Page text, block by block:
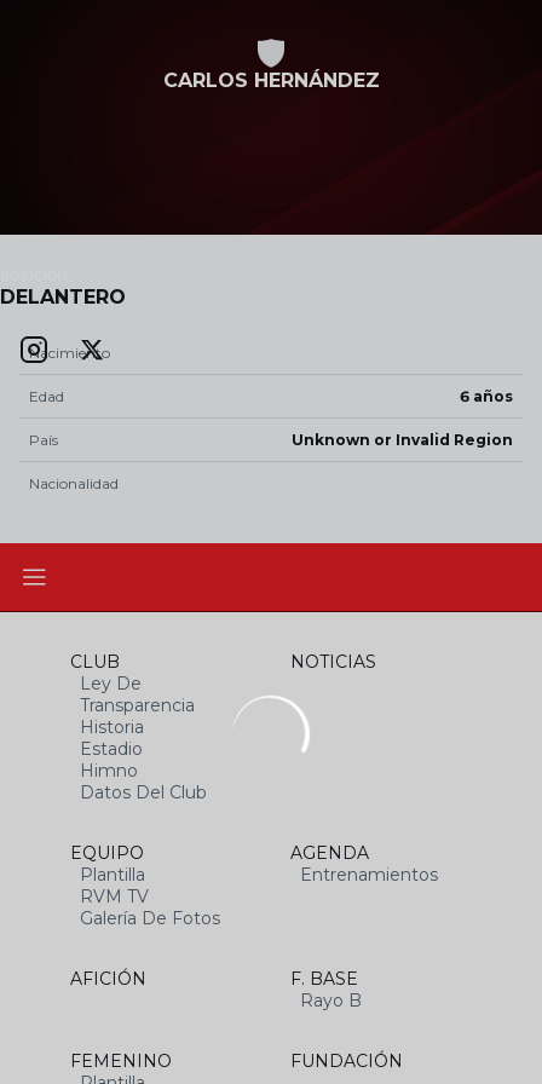
CARLOS HERNÁNDEZ
DELANTERO
Nacimiento
Edad 6 años
País Unknown or Invalid Region
Nacionalidad
CLUB
Ley De
Transparencia
Historia
Estadio
Himno
Datos Del Club
NOTICIAS
EQUIPO
Plantilla
RVM TV
Galería De Fotos
AGENDA
Entrenamientos
AFICIÓN
F. BASE
Rayo B
FEMENINO
FUNDACIÓN